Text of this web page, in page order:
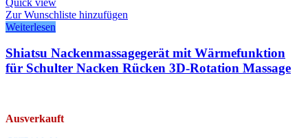
Zur Wunschliste hinzufügen
Weiterlesen
Shiatsu Nackenmassagegerät mit Wärmefunktion
für Schulter Nacken Rücken 3D-Rotation Massage
Ausverkauft